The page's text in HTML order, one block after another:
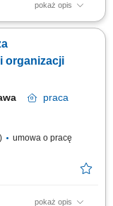
pokaż opis
systemu, weryfikacja
zagranicznymi,
danych i
sporządzanie
organizacji
praca
umowa o pracę
pokaż opis